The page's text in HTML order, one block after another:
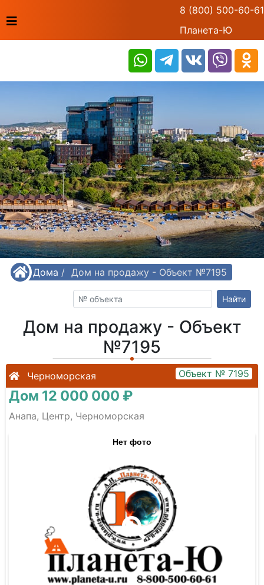
8 (800) 500-60-61
Планета-Ю
/ Дома / Дом на продажу - Объект №7195
Найти
Дом на продажу - Объект
№7195
Черноморская Объект № 7195
Дом 12 000 000 ₽
Анапа, Центр, Черноморская
Нет фото